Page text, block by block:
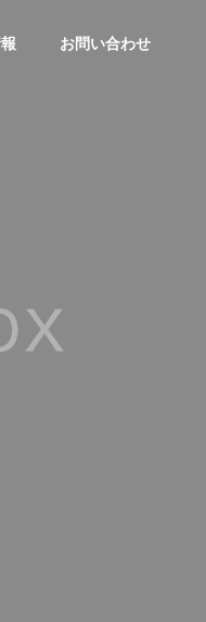
お問い合わせ